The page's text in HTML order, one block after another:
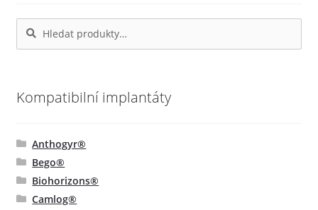
produktu
Hledat:
Hledat
Kompatibilní implantáty
Anthogyr®
Bego®
Biohorizons®
Camlog®